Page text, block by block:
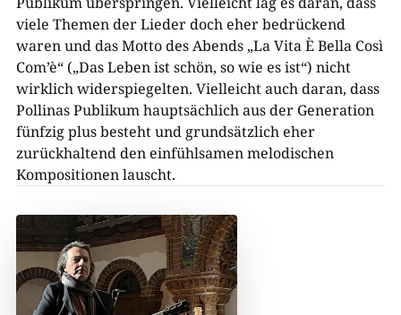
viele Themen der Lieder doch eher bedrückend
waren und das Motto des Abends „La Vita È Bella Così
Com’è“ („Das Leben ist schön, so wie es ist“) nicht
wirklich widerspiegelten. Vielleicht auch daran, dass
Pollinas Publikum hauptsächlich aus der Generation
fünfzig plus besteht und grundsätzlich eher
zurückhaltend den einfühlsamen melodischen
Kompositionen lauscht.